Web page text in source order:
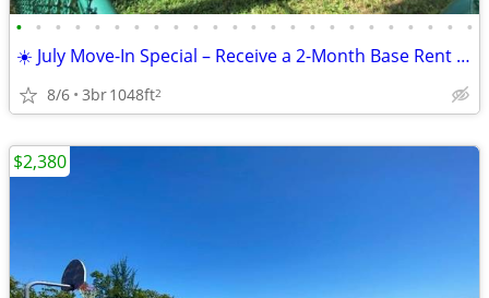
• • • • • • • • • • • • • • • • • • • • • • • •
☀️ July Move-In Special – Receive a 2-Month Base Rent Credit!
8/6 3br1048ft2
$2,380